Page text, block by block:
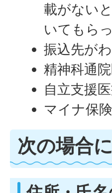
載がない
いてもら
振込先が
精神科通
自立支援
マイナ保
次の場合